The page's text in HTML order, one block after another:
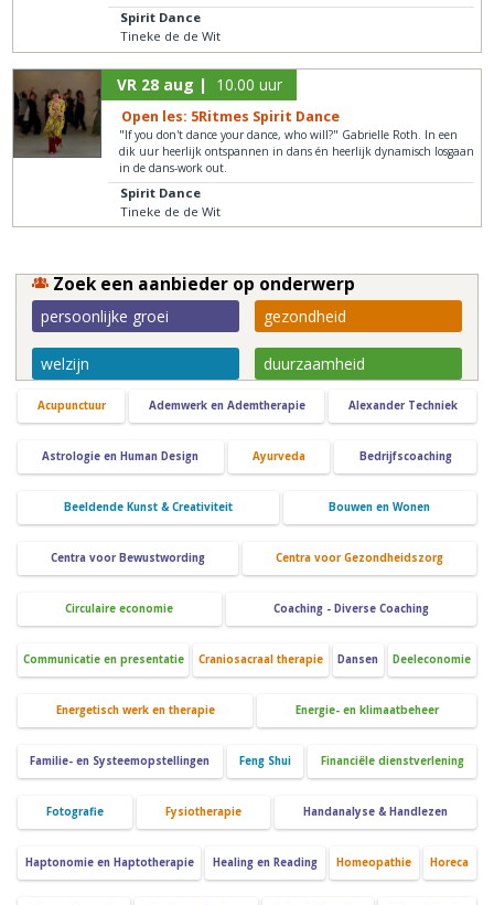
Spirit Dance
Tineke de de Wit
VR 28 aug | 10.00 uur
Open les: 5Ritmes Spirit Dance
"If you don't dance your dance, who will?" Gabrielle Roth. In een
dik uur heerlijk ontspannen in dans én heerlijk dynamisch losgaan
in de dans-work out.
Spirit Dance
Tineke de de Wit
Zoek een aanbieder op onderwerp
persoonlijke groei gezondheid
welzijn duurzaamheid
Acupunctuur Ademwerk en Ademtherapie Alexander Techniek
Astrologie en Human Design Ayurveda Bedrijfscoaching
Beeldende Kunst & Creativiteit Bouwen en Wonen
Centra voor Bewustwording Centra voor Gezondheidszorg
Circulaire economie Coaching - Diverse Coaching
Communicatie en presentatie Craniosacraal therapie Dansen Deeleconomie
Energetisch werk en therapie Energie- en klimaatbeheer
Familie- en Systeemopstellingen Feng Shui Financiële dienstverlening
Fotografie Fysiotherapie Handanalyse & Handlezen
Haptonomie en Haptotherapie Healing en Reading Homeopathie Horeca